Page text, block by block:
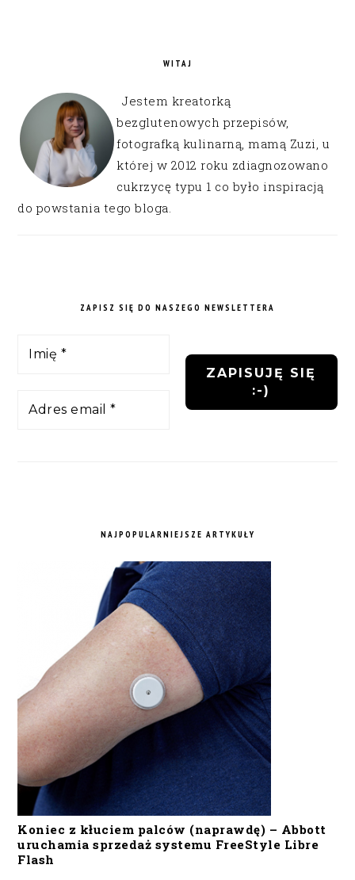
WITAJ
Jestem kreatorką
bezglutenowych przepisów,
fotografką kulinarną, mamą Zuzi, u
której w 2012 roku zdiagnozowano
cukrzycę typu 1 co było inspiracją
do powstania tego bloga.
ZAPISZ SIĘ DO NASZEGO NEWSLETTERA
NAJPOPULARNIEJSZE ARTYKUŁY
Koniec z kłuciem palców (naprawdę) – Abbott
uruchamia sprzedaż systemu FreeStyle Libre
Flash